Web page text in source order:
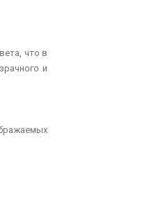
что в
и
надежная машина,